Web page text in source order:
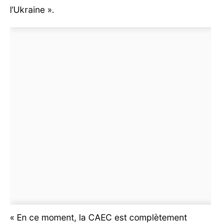
l’Ukraine ».
« En ce moment, la CAEC est complètement